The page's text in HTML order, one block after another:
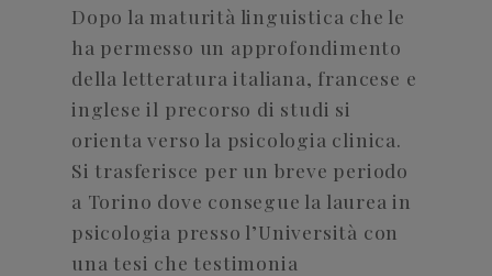
Dopo la maturità linguistica che le
ha permesso un approfondimento
della letteratura italiana, francese e
inglese il precorso di studi si
orienta verso la psicologia clinica.
Si trasferisce per un breve periodo
a Torino dove consegue la laurea in
psicologia presso l’Università con
una tesi che testimonia